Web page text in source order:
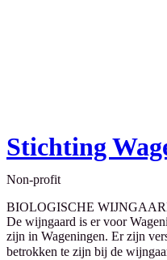
Stichting
Non-profit
BIOLOGISCHE
De wijngaard is er voor
zijn in Wageningen. Er zijn
betrokken te zijn bij de